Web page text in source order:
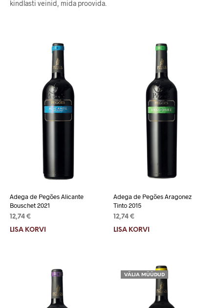
kindlasti veinid, mida proovida.
Adega de Pegões Alicante
Bouschet 2021
12,74 €
LISA KORVI
Adega de Pegões Aragonez
Tinto 2015
12,74€
LISA KORVI
VÄLJA MÜÜDUD